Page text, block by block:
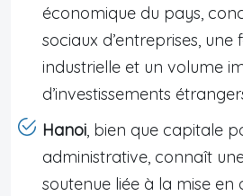
économique du pays,
sociaux d’entreprises,
industrielle et un volume
d’investissements
Hanoi, bien que capitale
administrative, connaît
soutenue liée à la mise